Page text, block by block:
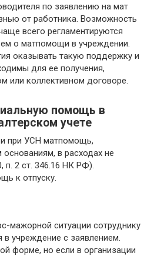
по заявлению на мат
от работника. Возможность
всего регламентируются
о матпомощи в учреждении.
оказывать такую поддержку и
для ее получения,
или коллективном договоре.
помощь в
учете
при УСН матпомощь,
в расходах не
п. 2 ст. 346.16 НК РФ).
к отпуску.
мажорной ситуации сотруднику
учреждение с заявлением.
форме, но если в организации